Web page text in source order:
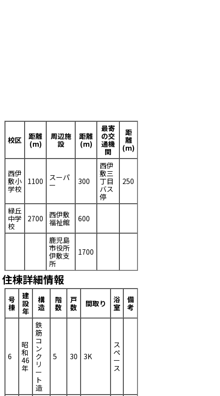
校区
距離
(m)
周辺施
設
距離
(m)
最寄
の交
通機
関
距
離
(m)
西伊
敷小
学校
1100
スーパ
ー
300
西伊
敷三
丁目
バス
停
250
緑丘
中学
校
2700
西伊敷
福祉館
600
鹿児島
市役所
伊敷支
所
1700
住棟詳細情報
号
棟
建
設
年
構
造
階
数
戸
数
間取り
浴
室
備
考
6
昭
和
46
年
鉄
筋
コ
ン
ク
リ
ー
ト
造
5 30 3K
ス
ペ
ー
ス